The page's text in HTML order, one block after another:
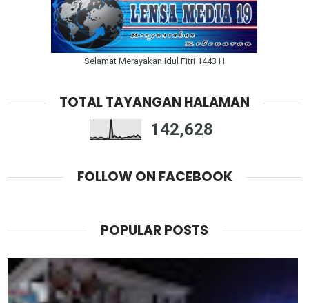
Selamat Merayakan Idul Fitri 1443 H
TOTAL TAYANGAN HALAMAN
142,628
FOLLOW ON FACEBOOK
POPULAR POSTS